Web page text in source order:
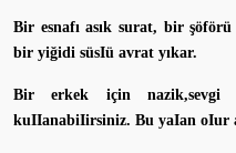
Bir esnafı asık surat, bir
bir yiğidi süsIü avrat yıkar.
Bir erkek için nazik,sevgi
kuIIanabiIirsiniz. Bu yaIan oIur